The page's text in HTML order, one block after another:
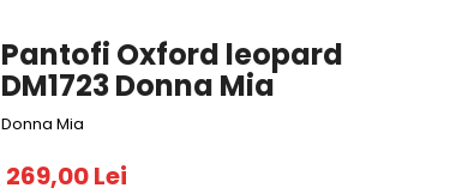
Pantofi Oxford leopard
DM1723 Donna Mia
Donna Mia
269,00 Lei